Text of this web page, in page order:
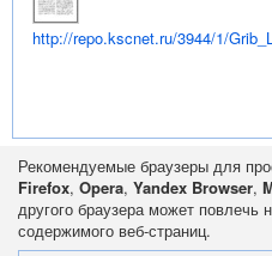
http://repo.kscnet.ru/3944/1/
Рекомендуемые браузеры для
Firefox, Opera, Yandex Browser,
другого браузера может повлечь
содержимого веб-страниц.